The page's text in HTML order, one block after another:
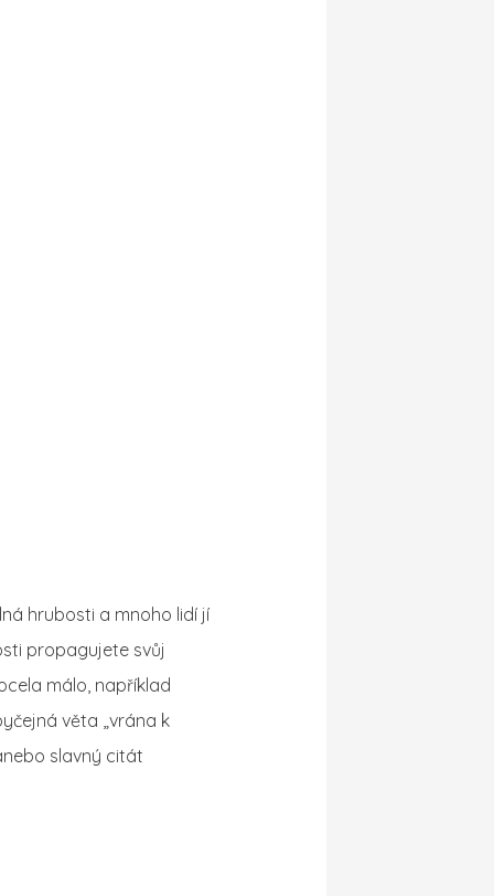
hrubosti a mnoho lidí jí
propagujete svůj
málo, například
věta „vrána k
slavný citát